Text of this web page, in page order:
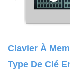
Clavier À
Type De Clé